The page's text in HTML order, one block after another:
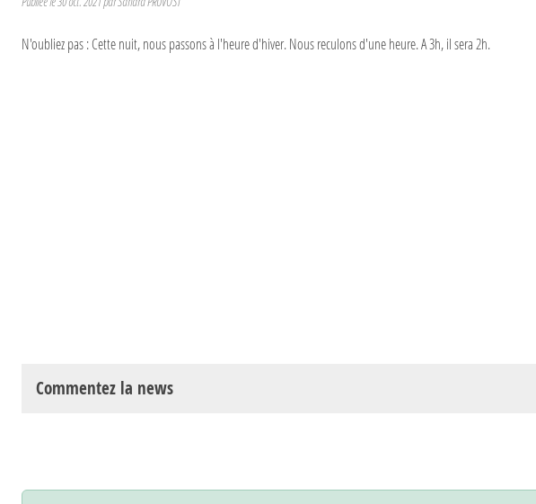
N'oubliez pas : Cette nuit, nous passons à l'heure d'hiver. Nous reculons d'une heure. A 3h, il sera 2h.
Commentez la news